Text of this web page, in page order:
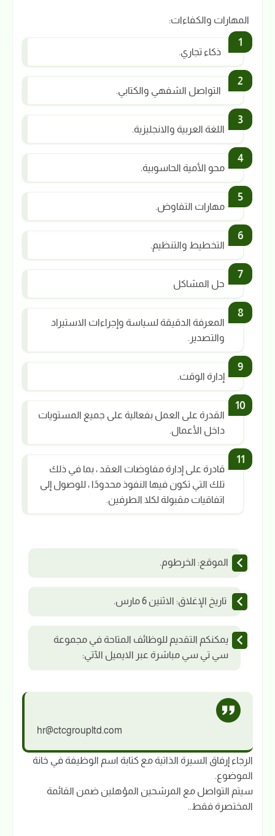
المهارات والكفاءات:
ذكاء تجاري.
التواصل الشفهي والكتابي.
اللغة العربية والانجليزية.
محو الأمية الحاسوبية.
مهارات التفاوض.
التخطيط والتنظيم.
حل المشاكل
المعرفة الدقيقة لسياسة وإجراءات الاستيراد
والتصدير.
إدارة الوقت.
القدرة على العمل بفعالية على جميع المستويات
داخل الأعمال.
قادرة على إدارة مفاوضات العقد ، بما في ذلك
تلك التي تكون فيها النفوذ محدودًا ، للوصول إلى
اتفاقيات مقبولة لكلا الطرفين.
الموقع: الخرطوم.
تاريخ الإغلاق: الاثنين 6 مارس.
يمكنكم التقديم للوظائف المتاحة في مجموعة
سي تي سي مباشرة عبر الايميل الآتي:
hr@ctcgroupltd.com
الرجاء إرفاق السيرة الذاتية مع كتابة اسم الوظيفة في خانة
الموضوع.
سيتم التواصل مع المرشحين المؤهلين ضمن القائمة
المختصرة فقط..